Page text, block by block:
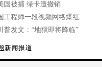
国被捕 绿卡遭撤销
工程师一段视频网络爆红
普发文：“地狱即将降临”